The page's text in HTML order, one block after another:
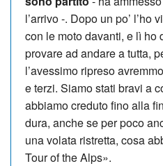
l’arrivo -. Dopo un po’ l’ho
con le moto davanti, e lì ho
provare ad andare a tutta,
l’avessimo ripreso
e terzi. Siamo stati bravi a
abbiamo creduto fino alla
dura, anche se per poco
una volata ristretta, cosa
Tour of the Alps».